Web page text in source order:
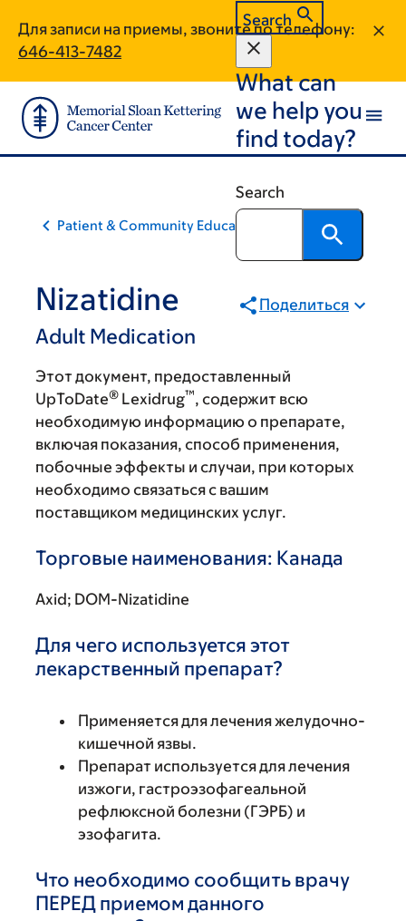
main
content
footer
Для записи на приемы, звоните по телефону:
646-413-7482
Search
What can
we help you
find today?
Search
Patient & Community Education
Nizatidine
Adult Medication
Поделиться
Этот документ, предоставленный
UpToDate® Lexidrug™, содержит всю
необходимую информацию о препарате,
включая показания, способ применения,
побочные эффекты и случаи, при которых
необходимо связаться с вашим
поставщиком медицинских услуг.
Торговые наименования: Канада
Axid; DOM-Nizatidine
Для чего используется этот
лекарственный препарат?
Применяется для лечения желудочно-
кишечной язвы.
Препарат используется для лечения
изжоги, гастроэзофагеальной
рефлюксной болезни (ГЭРБ) и
эзофагита.
Что необходимо сообщить врачу
ПЕРЕД приемом данного